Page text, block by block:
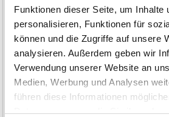
Funktionen dieser Seite, um Inhalte
personalisieren, Funktionen für
können und die Zugriffe auf unsere
analysieren. Außerdem geben wir
Verwendung unserer Website an
Medien, Werbung und Analysen
führen diese Informationen
Daten zusammen, die Sie ihnen
179,90 €